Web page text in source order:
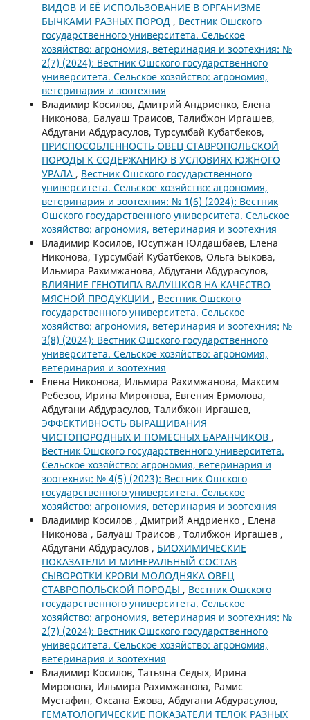
ВИДОВ И ЕЁ ИСПОЛЬЗОВАНИЕ В ОРГАНИЗМЕ
БЫЧКАМИ РАЗНЫХ ПОРОД , Вестник Ошского
государственного университета. Сельское
хозяйство: агрономия, ветеринария и зоотехния: №
2(7) (2024): Вестник Ошского государственного
университета. Сельское хозяйство: агрономия,
ветеринария и зоотехния
Владимир Косилов, Дмитрий Андриенко, Елена
Никонова, Балуаш Траисов, Талибжон Иргашев,
Абдугани Абдурасулов, Турсумбай Кубатбеков,
ПРИСПОСОБЛЕННОСТЬ ОВЕЦ СТАВРОПОЛЬСКОЙ
ПОРОДЫ К СОДЕРЖАНИЮ В УСЛОВИЯХ ЮЖНОГО
УРАЛА , Вестник Ошского государственного
университета. Сельское хозяйство: агрономия,
ветеринария и зоотехния: № 1(6) (2024): Вестник
Ошского государственного университета. Сельское
хозяйство: агрономия, ветеринария и зоотехния
Владимир Косилов, Юсупжан Юлдашбаев, Елена
Никонова, Турсумбай Кубатбеков, Ольга Быкова,
Ильмира Рахимжанова, Абдугани Абдурасулов,
ВЛИЯНИЕ ГЕНОТИПА ВАЛУШКОВ НА КАЧЕСТВО
МЯСНОЙ ПРОДУКЦИИ , Вестник Ошского
государственного университета. Сельское
хозяйство: агрономия, ветеринария и зоотехния: №
3(8) (2024): Вестник Ошского государственного
университета. Сельское хозяйство: агрономия,
ветеринария и зоотехния
Елена Никонова, Ильмира Рахимжанова, Максим
Ребезов, Ирина Миронова, Евгения Ермолова,
Абдугани Абдурасулов, Талибжон Иргашев,
ЭФФЕКТИВНОСТЬ ВЫРАЩИВАНИЯ
ЧИСТОПОРОДНЫХ И ПОМЕСНЫХ БАРАНЧИКОВ ,
Вестник Ошского государственного университета.
Сельское хозяйство: агрономия, ветеринария и
зоотехния: № 4(5) (2023): Вестник Ошского
государственного университета. Сельское
хозяйство: агрономия, ветеринария и зоотехния
Владимир Косилов , Дмитрий Андриенко , Елена
Никонова , Балуаш Траисов , Толибжон Иргашев ,
Абдугани Абдурасулов , БИОХИМИЧЕСКИЕ
ПОКАЗАТЕЛИ И МИНЕРАЛЬНЫЙ СОСТАВ
СЫВОРОТКИ КРОВИ МОЛОДНЯКА ОВЕЦ
СТАВРОПОЛЬСКОЙ ПОРОДЫ , Вестник Ошского
государственного университета. Сельское
хозяйство: агрономия, ветеринария и зоотехния: №
2(7) (2024): Вестник Ошского государственного
университета. Сельское хозяйство: агрономия,
ветеринария и зоотехния
Владимир Косилов, Татьяна Седых, Ирина
Миронова, Ильмира Рахимжанова, Рамис
Мустафин, Оксана Ежова, Абдугани Абдурасулов,
ГЕМАТОЛОГИЧЕСКИЕ ПОКАЗАТЕЛИ ТЕЛОК РАЗНЫХ